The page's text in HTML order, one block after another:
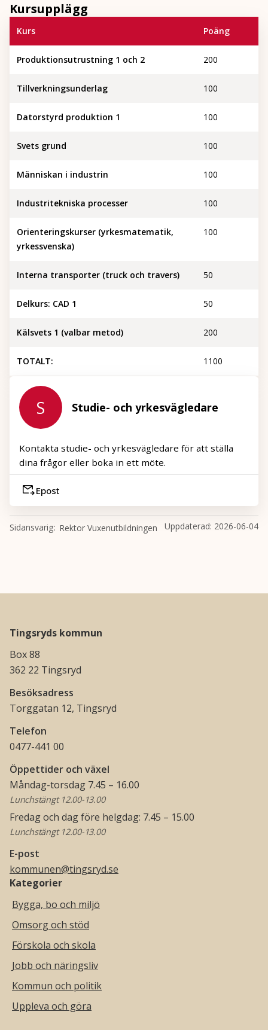
Kursupplägg
Kurs Poäng
Produktionsutrustning 1 och 2 200
Tillverkningsunderlag 100
Datorstyrd produktion 1 100
Svets grund 100
Människan i industrin 100
Industritekniska processer 100
Orienteringskurser (yrkesmatematik,
yrkessvenska)
100
Interna transporter (truck och travers) 50
Delkurs: CAD 1 50
Kälsvets 1 (valbar metod) 200
TOTALT: 1100
S Studie- och yrkesvägledare
Kontakta studie- och yrkesvägledare för att ställa
dina frågor eller boka in ett möte.
Epost
Rektor Vuxenutbildningen
Sidansvarig Uppdaterad: 2026-06-04
Tingsryds kommun
Box 88
362 22 Tingsryd
Besöksadress
Torggatan 12, Tingsryd
Telefon
0477-441 00
Öppettider och växel
Måndag-torsdag 7.45 – 16.00
Lunchstängt 12.00-13.00
Fredag och dag före helgdag: 7.45 – 15.00
Lunchstängt 12.00-13.00
E-post
kommunen@tingsryd.se
Kategorier
Bygga, bo och miljö
Omsorg och stöd
Förskola och skola
Jobb och näringsliv
Kommun och politik
Uppleva och göra